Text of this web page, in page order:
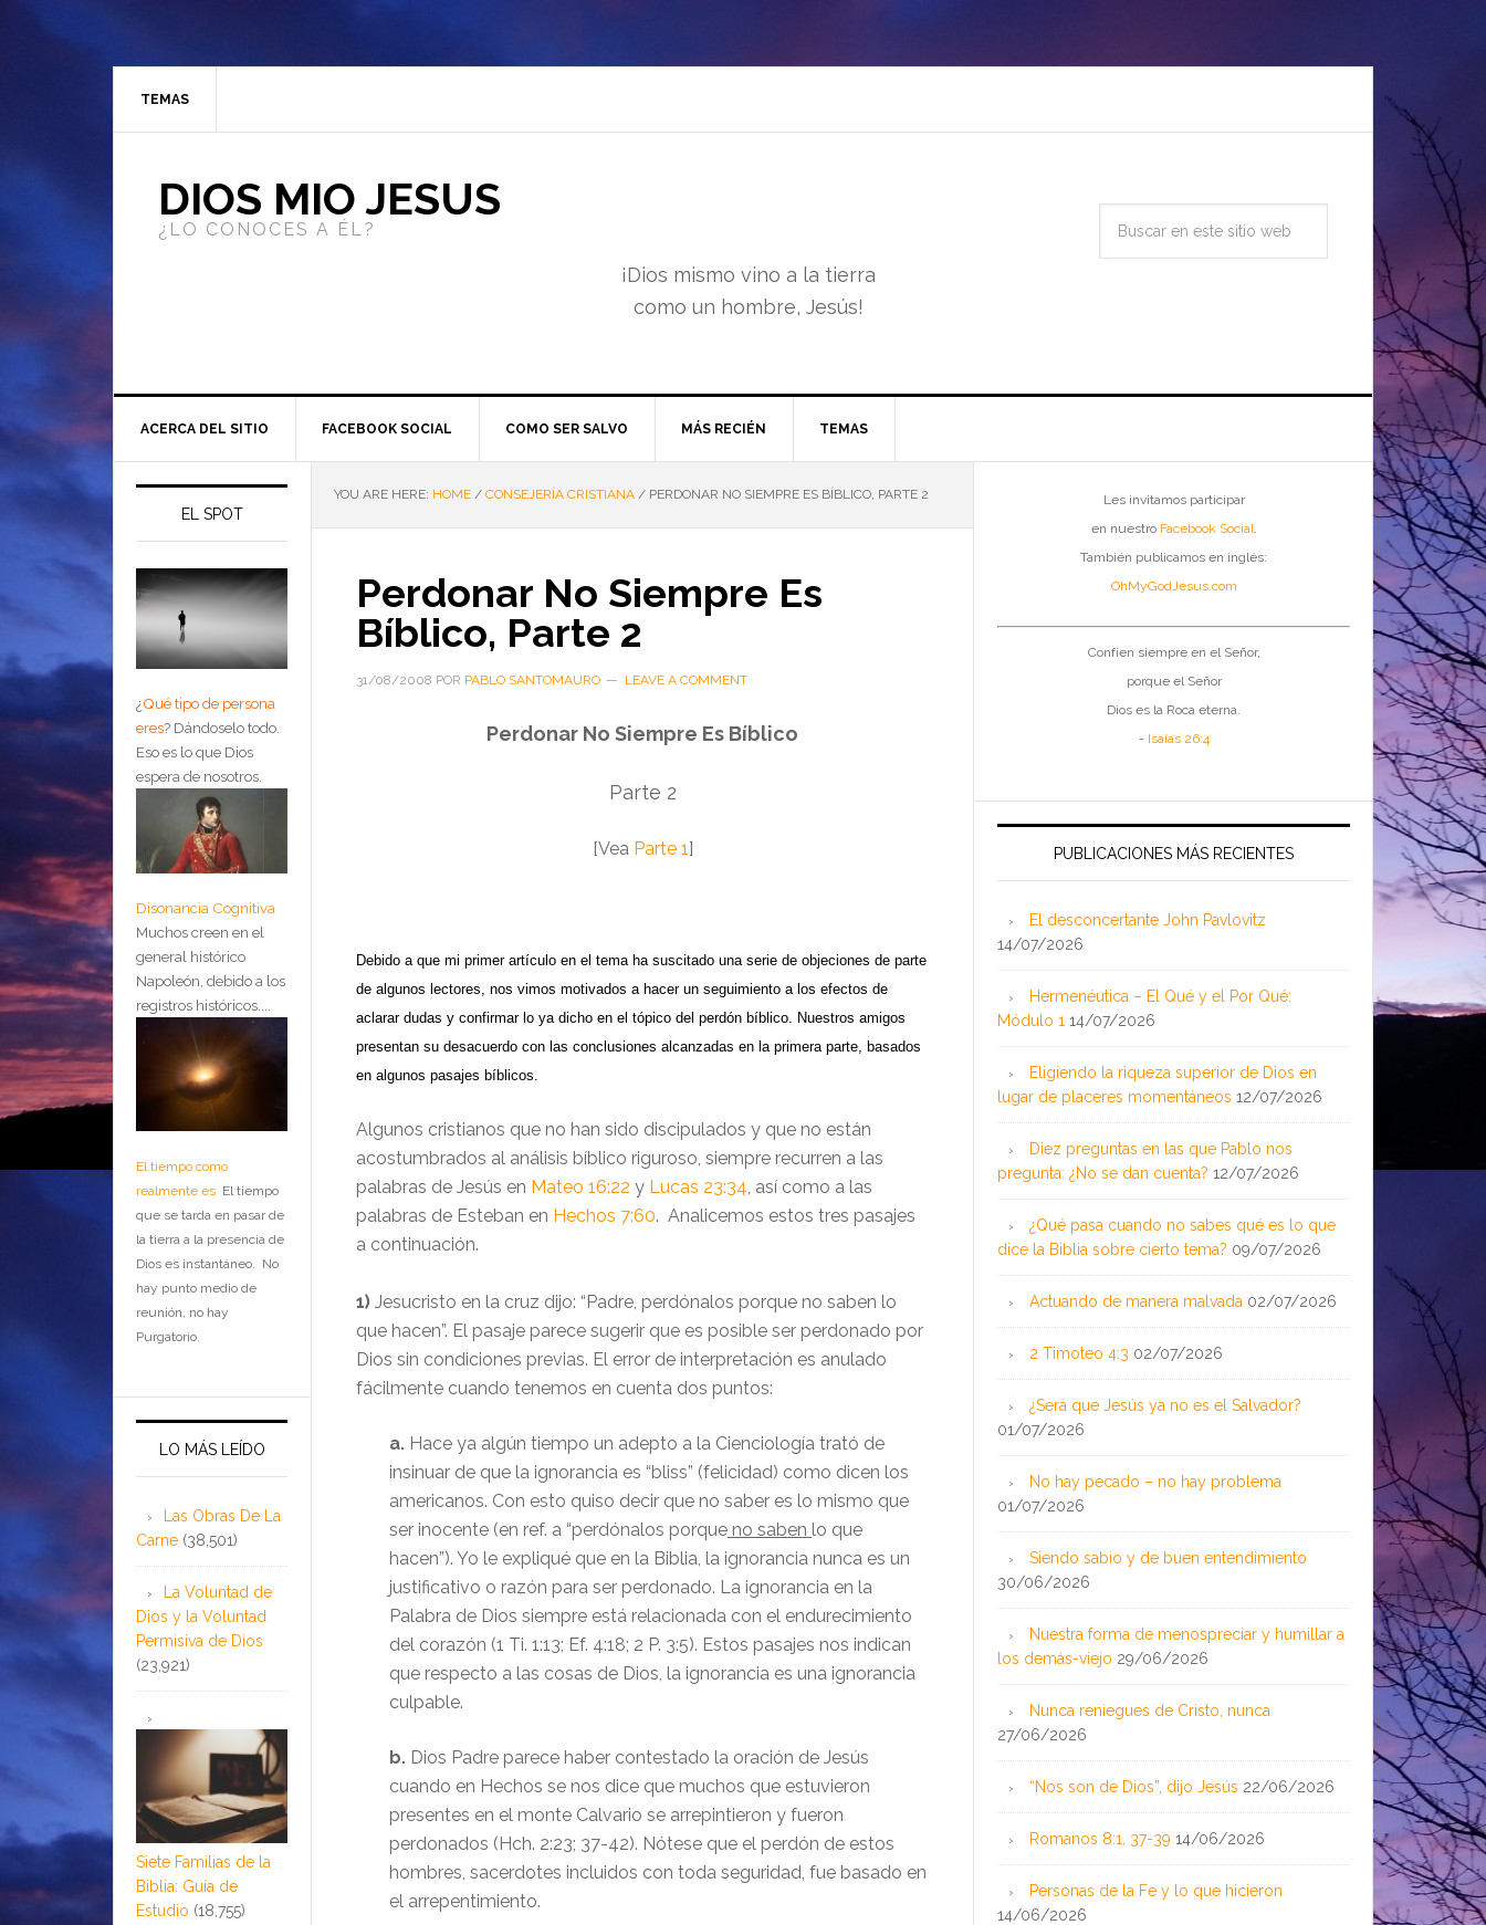
TEMAS
DIOS MIO JESUS
¿LO CONOCES A ÉL?
¡Dios mismo vino a la tierra
como un hombre, Jesús!
ACERCA DEL SITIO FACEBOOK SOCIAL COMO SER SALVO MÁS RECIÉN TEMAS
YOU ARE HERE: HOME / CONSEJERÍA CRISTIANA / PERDONAR NO SIEMPRE ES BÍBLICO, PARTE 2
Perdonar No Siempre Es
Bíblico, Parte 2
31/08/2008 POR PABLO SANTOMAURO LEAVE A COMMENT
Perdonar No Siempre Es Bíblico
Parte 2
[Vea Parte 1]
Debido a que mi primer artículo en el tema ha suscitado una serie de objeciones de parte
de algunos lectores, nos vimos motivados a hacer un seguimiento a los efectos de
aclarar dudas y confirmar lo ya dicho en el tópico del perdón bíblico. Nuestros amigos
presentan su desacuerdo con las conclusiones alcanzadas en la primera parte, basados
en algunos pasajes bíblicos.
Algunos cristianos que no han sido discipulados y que no están
acostumbrados al análisis bíblico riguroso, siempre recurren a las
palabras de Jesús en Mateo 16:22 y Lucas 23:34, así como a las
palabras de Esteban en Hechos 7:60. Analicemos estos tres pasajes
a continuación.
1) Jesucristo en la cruz dijo: “Padre, perdónalos porque no saben lo
que hacen”. El pasaje parece sugerir que es posible ser perdonado por
Dios sin condiciones previas. El error de interpretación es anulado
fácilmente cuando tenemos en cuenta dos puntos:
a. Hace ya algún tiempo un adepto a la Cienciología trató de
insinuar de que la ignorancia es “bliss” (felicidad) como dicen los
americanos. Con esto quiso decir que no saber es lo mismo que
ser inocente (en ref. a “perdónalos porque no saben lo que
hacen”). Yo le expliqué que en la Biblia, la ignorancia nunca es un
justificativo o razón para ser perdonado. La ignorancia en la
Palabra de Dios siempre está relacionada con el endurecimiento
del corazón (1 Ti. 1:13; Ef. 4:18; 2 P. 3:5). Estos pasajes nos indican
que respecto a las cosas de Dios, la ignorancia es una ignorancia
culpable.
b. Dios Padre parece haber contestado la oración de Jesús
cuando en Hechos se nos dice que muchos que estuvieron
presentes en el monte Calvario se arrepintieron y fueron
perdonados (Hch. 2:23; 37-42). Nótese que el perdón de estos
hombres, sacerdotes incluidos con toda seguridad, fue basado en
el arrepentimiento.
Les invitamos participar
en nuestro Facebook Social.
También publicamos en inglés:
OhMyGodJesus.com
Confíen siempre en el Señor,
porque el Señor
Dios es la Roca eterna.
- Isaías 26:4
PUBLICACIONES MÁS RECIENTES
El desconcertante John Pavlovitz
14/07/2026
Hermenéutica – El Qué y el Por Qué:
Módulo 1 14/07/2026
Eligiendo la riqueza superior de Dios en
lugar de placeres momentáneos 12/07/2026
Diez preguntas en las que Pablo nos
pregunta: ¿No se dan cuenta? 12/07/2026
¿Qué pasa cuando no sabes qué es lo que
dice la Biblia sobre cierto tema? 09/07/2026
Actuando de manera malvada 02/07/2026
2 Timoteo 4:3 02/07/2026
¿Será que Jesús ya no es el Salvador?
01/07/2026
No hay pecado – no hay problema
01/07/2026
Siendo sabio y de buen entendimiento
30/06/2026
Nuestra forma de menospreciar y humillar a
los demás-viejo 29/06/2026
Nunca reniegues de Cristo, nunca
27/06/2026
“Nos son de Dios”, dijo Jesús 22/06/2026
Romanos 8:1, 37-39 14/06/2026
Personas de la Fe y lo que hicieron
14/06/2026
EL SPOT
¿Qué tipo de persona
eres? Dándoselo todo.
Eso es lo que Dios
espera de nosotros.
Disonancia Cognitiva
Muchos creen en el
general histórico
Napoleón, debido a los
registros históricos....
El tiempo como
realmente es El tiempo
que se tarda en pasar de
la tierra a la presencia de
Dios es instantáneo. No
hay punto medio de
reunión, no hay
Purgatorio.
LO MÁS LEÍDO
Las Obras De La
Carne (38,501)
La Voluntad de
Dios y la Voluntad
Permisiva de Dios
(23,921)
Siete Familias de la
Biblia: Guía de
Estudio (18,755)